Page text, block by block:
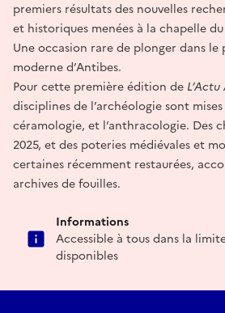
premiers résultats des nouvelles
et historiques menées à la chapelle
Une occasion rare de plonger dans le
moderne d’Antibes.
Pour cette première édition de
disciplines de l’archéologie sont
céramologie, et l’anthracologie. Des
2025, et des poteries médiévales et
certaines récemment restaurées,
archives de fouilles.
Informations
Accessible à tous dans la
disponibles